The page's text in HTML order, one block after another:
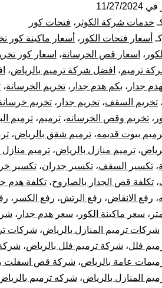
كور
بالرياض
قص
تخريم
تكسير
خرسانة
بالرياض
في 11/27/2024
خدمات شركة الكوثر ، فتحات كور
أسعار فتحات الكور ، أسعار ماكينة كور
، اسعار قص الخرسانة، اسعار كور
ترميم، افضل شركة ترميم بالرياض،
جدار ، بكم هدم جدار ، تخريم الخرسانة،
، تخريم السقف، تخريم جدار ، تخريم
، تخريم وقص الخرسانه، ترميم، ترميم
بيوت قديمه، ترميم شقق بالرياض،
، ترميم منازل بالرياض، ترميم منازل
، تكسير السقف، تكسير جدران، تكسير
، تكلفة قص الجدار بالصاروخ، تكلفة هدم
، رفع الانقاض، رفع الرتش، رفع الكسر ،
، سعر ماكينة الكور ، سعر هدم جدار ،
شركات ترميم المنازل بالرياض، شركات
فلل، شركة ترميم فلل بالرياض،
عامة بالرياض، شركة قص اسفلت
المنازل بالرياض، شركه ترميم